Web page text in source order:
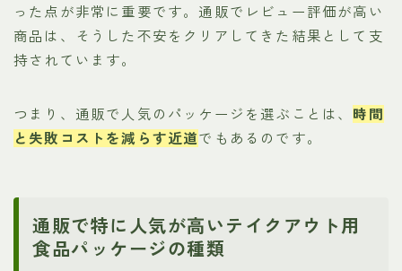
った点が非常に重要です。通販でレビュー評価が高い
商品は、そうした不安をクリアしてきた結果として支
持されています。
つまり、通販で人気のパッケージを選ぶことは、 時間
と失敗コストを減らす近道でもあるのです。
通販で特に人気が高いテイクアウト用
食品パッケージの種類